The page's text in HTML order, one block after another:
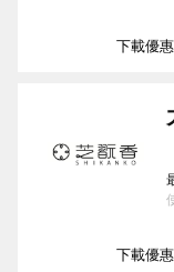
下載優惠
下載優惠